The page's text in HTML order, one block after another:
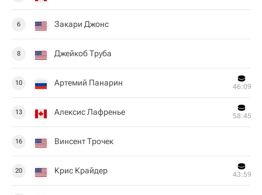
6 Закари Джонс
8 Джейкоб Труба
10 Артемий Панарин 46:09
13 Алексис Лафренье 58:45
16 Винсент Трочек
20 Крис Крайдер 43:59